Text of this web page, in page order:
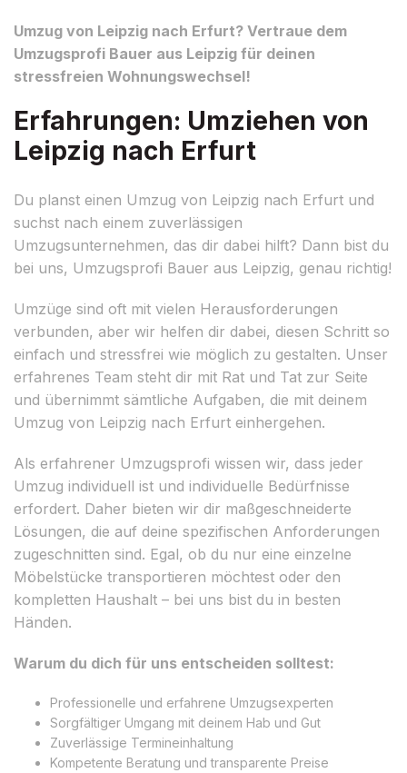
Umzug von Leipzig nach Erfurt? Vertraue dem
Umzugsprofi Bauer aus Leipzig für deinen
stressfreien Wohnungswechsel!
Erfahrungen: Umziehen von
Leipzig nach Erfurt
Du planst einen Umzug von Leipzig nach Erfurt und
suchst nach einem zuverlässigen
Umzugsunternehmen, das dir dabei hilft? Dann bist du
bei uns, Umzugsprofi Bauer aus Leipzig, genau richtig!
Umzüge sind oft mit vielen Herausforderungen
verbunden, aber wir helfen dir dabei, diesen Schritt so
einfach und stressfrei wie möglich zu gestalten. Unser
erfahrenes Team steht dir mit Rat und Tat zur Seite
und übernimmt sämtliche Aufgaben, die mit deinem
Umzug von Leipzig nach Erfurt einhergehen.
Als erfahrener Umzugsprofi wissen wir, dass jeder
Umzug individuell ist und individuelle Bedürfnisse
erfordert. Daher bieten wir dir maßgeschneiderte
Lösungen, die auf deine spezifischen Anforderungen
zugeschnitten sind. Egal, ob du nur eine einzelne
Möbelstücke transportieren möchtest oder den
kompletten Haushalt – bei uns bist du in besten
Händen.
Warum du dich für uns entscheiden solltest:
Professionelle und erfahrene Umzugsexperten
Sorgfältiger Umgang mit deinem Hab und Gut
Zuverlässige Termineinhaltung
Kompetente Beratung und transparente Preise